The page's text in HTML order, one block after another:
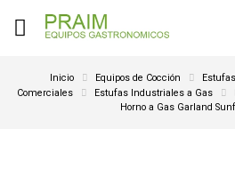
Inicio Equipos de Cocción
Comerciales
Estufas Industriales a Gas
Horno a Gas Garland